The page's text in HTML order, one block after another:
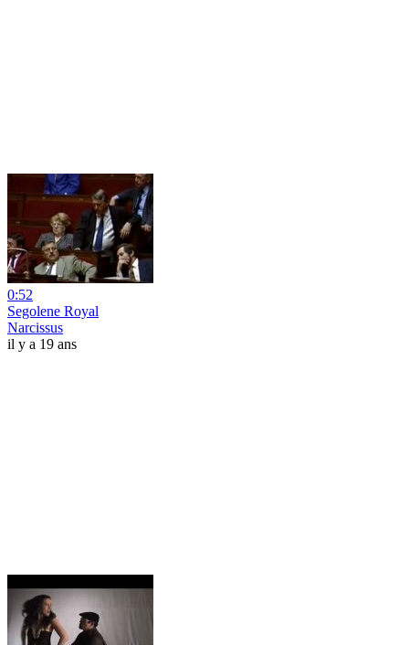
0:52
Segolene Royal
Narcissus
il y a 19 ans